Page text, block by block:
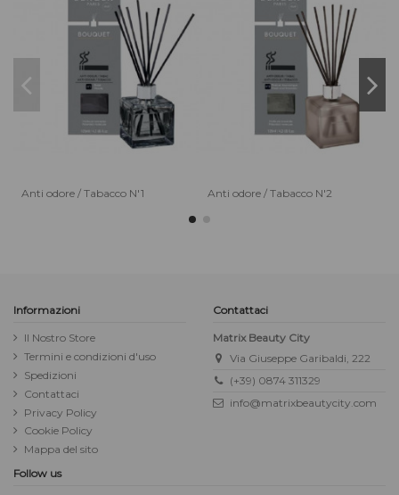
Anti odore / Tabacco N'1 Anti odore / Tabacco N'2
Informazioni
Il Nostro Store
Termini e condizioni d'uso
Spedizioni
Contattaci
Privacy Policy
Cookie Policy
Mappa del sito
Contattaci
Matrix Beauty City
Via Giuseppe Garibaldi, 222
(+39) 0874 311329
info@matrixbeautycity.com
Follow us